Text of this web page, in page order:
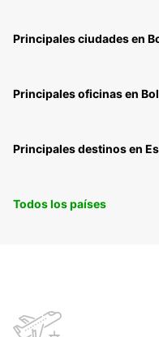
Principales ciudades en
Principales oficinas en
Principales destinos en
Todos los países